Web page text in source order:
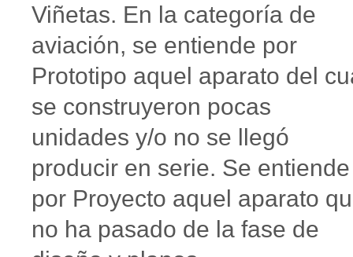
Viñetas. En la categoría de
aviación, se entiende por
Prototipo aquel aparato del
se construyeron pocas
unidades y/o no se llegó
producir en serie. Se entiende
por Proyecto aquel aparato
no ha pasado de la fase de